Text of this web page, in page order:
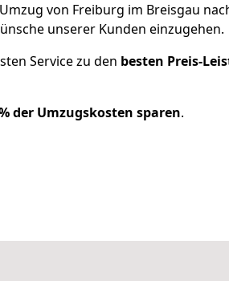
von Freiburg im Breisgau
unserer Kunden einzugehen.
Service zu den besten Preis-
der Umzugskosten sparen.